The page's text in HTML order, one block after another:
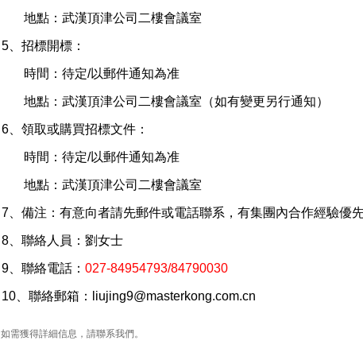
地點：武漢頂津公司二樓會議室
5、招標開標：
時間：待定/以郵件通知為准
地點：武漢頂津公司二樓會議室（如有變更另行通知）
6、領取或購買招標文件：
時間：待定/以郵件通知為准
地點：武漢頂津公司二樓會議室
7、備注：有意向者請先郵件或電話聯系，有集團內合作經驗優
8、聯絡人員：劉女士
9、聯絡電話： 027-84954793/84790030
10、聯絡郵箱：liujing9@masterkong.com.cn
如需獲得詳細信息，請聯系我們。